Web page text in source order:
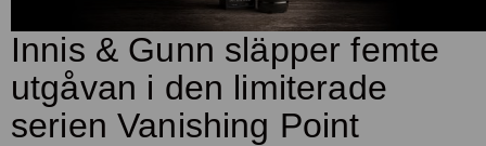
Innis & Gunn släpper femte
utgåvan i den limiterade
serien Vanishing Point